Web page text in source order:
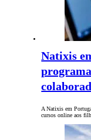
Natixis
A Natixis em
cursos online aos